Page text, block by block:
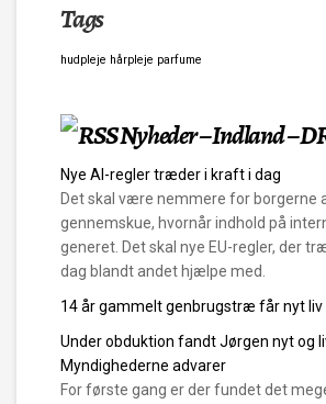
Tags
hudpleje hårpleje parfume
Nyheder – Indland –
Nye AI-regler træder i kraft i dag
Det skal være nemmere for borgerne
gennemskue, hvornår indhold på
generet. Det skal nye EU-regler, der
dag blandt andet hjælpe med.
14 år gammelt genbrugstræ får nyt
Under obduktion fandt Jørgen nyt og
Myndighederne advarer
For første gang er der fundet det